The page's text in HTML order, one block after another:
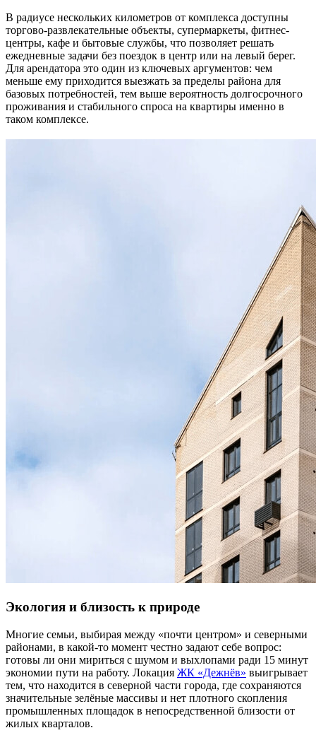
В радиусе нескольких километров от комплекса доступны
торгово-развлекательные объекты, супермаркеты, фитнес-
центры, кафе и бытовые службы, что позволяет решать
ежедневные задачи без поездок в центр или на левый берег.
Для арендатора это один из ключевых аргументов: чем
меньше ему приходится выезжать за пределы района для
базовых потребностей, тем выше вероятность долгосрочного
проживания и стабильного спроса на квартиры именно в
таком комплексе.
Экология и близость к природе
Многие семьи, выбирая между «почти центром» и северными
районами, в какой-то момент честно задают себе вопрос:
готовы ли они мириться с шумом и выхлопами ради 15 минут
экономии пути на работу. Локация ЖК «Дежнёв» выигрывает
тем, что находится в северной части города, где сохраняются
значительные зелёные массивы и нет плотного скопления
промышленных площадок в непосредственной близости от
жилых кварталов.